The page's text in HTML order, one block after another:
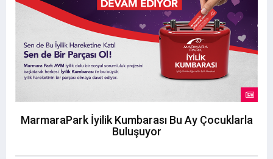
MarmaraPark İyilik Kumbarası Bu Ay Çocuklarla
Buluşuyor